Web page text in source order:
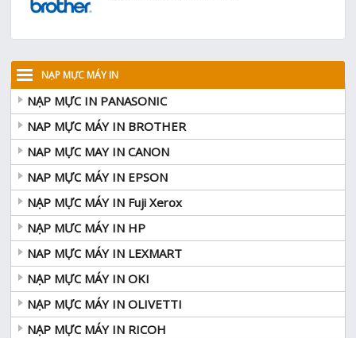
NẠP MỰC MÁY IN
NẠP MỰC IN PANASONIC
NAP MỰC MÁY IN BROTHER
NAP MỰC MAY IN CANON
NAP MỰC MÁY IN EPSON
NẠP MỰC MÁY IN Fuji Xerox
NẠP MƯC MÁY IN HP
NAP MỰC MÁY IN LEXMART
NẠP MỰC MÁY IN OKI
NẠP MỰC MÁY IN OLIVETTI
NẠP MỰC MÁY IN RICOH